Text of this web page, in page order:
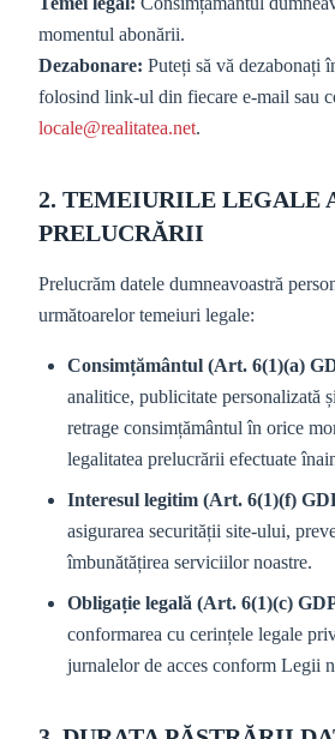
momentul abonării.
Dezabonare: Puteți să vă dezabonați
folosind link-ul din fiecare e-mail sau
locale@realitatea.net.
2. TEMEIURILE LEGALE
PRELUCRĂRII
Prelucrăm datele dumneavoastră
următoarelor temeiuri legale:
Consimțământul (Art. 6(1)(a)
analitice, publicitate personalizată
retrage consimțământul în orice
legalitatea prelucrării efectuate
Interesul legitim (Art. 6(1)(f)
asigurarea securității site-ului,
îmbunătățirea serviciilor noastre.
Obligație legală (Art. 6(1)(c)
conformarea cu cerințele legale
jurnalelor de acces conform Legii